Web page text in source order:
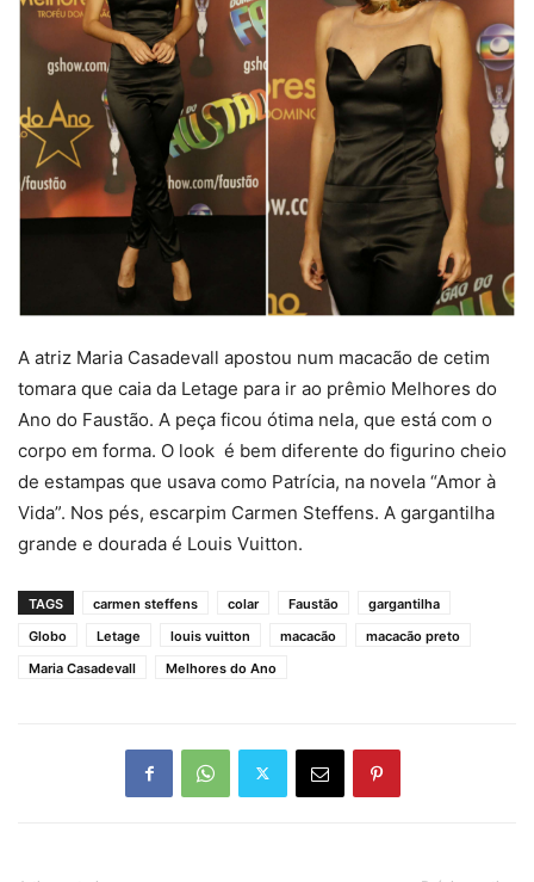
A atriz Maria Casadevall apostou num macacão de cetim
tomara que caia da Letage para ir ao prêmio Melhores do
Ano do Faustão. A peça ficou ótima nela, que está com o
corpo em forma. O look é bem diferente do figurino cheio
de estampas que usava como Patrícia, na novela “Amor à
Vida”. Nos pés, escarpim Carmen Steffens. A gargantilha
grande e dourada é Louis Vuitton.
TAGS carmen steffens colar Faustão
gargantilha
Globo
Letage louis vuitton macacão
macacão preto
Maria Casadevall
Melhores do Ano